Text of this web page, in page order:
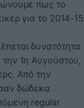
πως το
για το 2014-15
δυνατότητα
1η Αυγούστου,
Από την
δώδεκα
regular